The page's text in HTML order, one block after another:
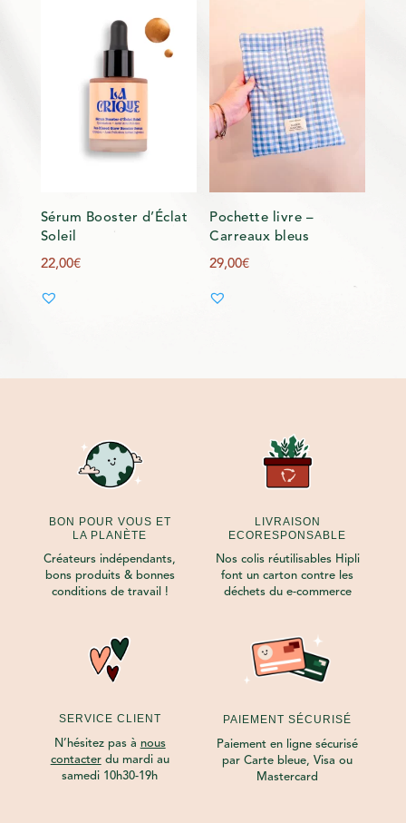
Sérum Booster d’Éclat
Soleil
22,00€
Pochette livre –
Carreaux bleus
29,00€
BON POUR VOUS ET
LA PLANÈTE
Créateurs indépendants,
bons produits & bonnes
conditions de travail !
LIVRAISON
ECORESPONSABLE
Nos colis réutilisables Hipli
font un carton contre les
déchets du e-commerce
SERVICE CLIENT
N’hésitez pas à nous
contacterdu mardi au
samedi 10h30-19h
PAIEMENT SÉCURISÉ
Paiement en ligne sécurisé
par Carte bleue, Visa ou
Mastercard